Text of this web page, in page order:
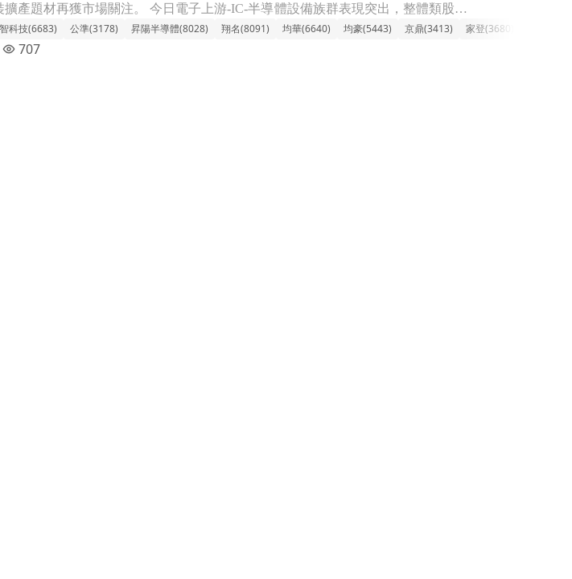
🔸電子上游-IC-半導體設備族群上漲，先進封裝擴產題材再獲市場關注。 今日電子上游-IC-半導體設備族群表現突出，整體類股漲幅衝上7.05%。其中，鴻勁大漲9.50%，萬潤上攻8.90%，辛耘也有7
科技(6683) 公準(3178) 昇陽半導體(8028) 翔名(8091) 均華(6640) 均豪(5443) 京鼎(3413) 家登(3680)
707